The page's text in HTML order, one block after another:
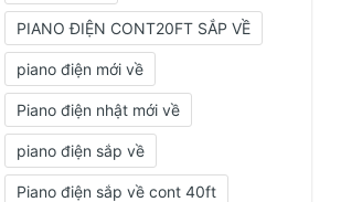
PIANO ĐIỆN CONT20FT SẮP VỀ
piano điện mới về
Piano điện nhật mới về
piano điện sắp về
Piano điện sắp về cont 40ft